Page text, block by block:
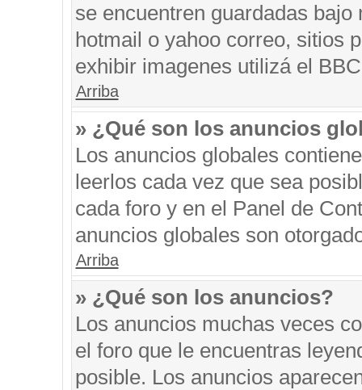
se encuentren guardadas
hotmail o yahoo correo, sitios
exhibir imagenes utilizá el
Arriba
» ¿Qué son los anuncios
Los anuncios globales
leerlos cada vez que sea
cada foro y en el Panel de
anuncios globales son
Arriba
» ¿Qué son los anuncios?
Los anuncios muchas veces
el foro que le encuentras
posible. Los anuncios